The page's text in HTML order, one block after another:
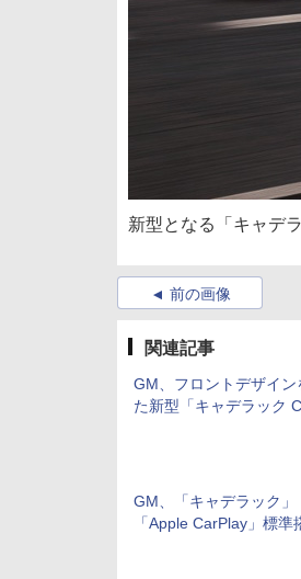
新型となる「キャデ
前の画像
関連記事
GM、フロントデザイ
た新型「キャデラック
GM、「キャデラック
「Apple CarPlay」標準